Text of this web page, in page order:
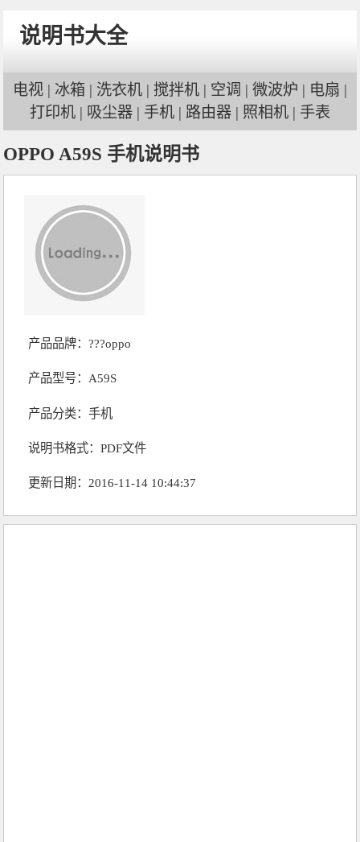
说明书大全
电视 | 冰箱 | 洗衣机 | 搅拌机 | 空调 | 微波炉 | 电扇 |
打印机 | 吸尘器 | 手机 | 路由器 | 照相机 | 手表
OPPO A59S 手机说明书
产品品牌：???oppo
产品型号：A59S
产品分类：手机
说明书格式：PDF文件
更新日期：2016-11-14 10:44:37